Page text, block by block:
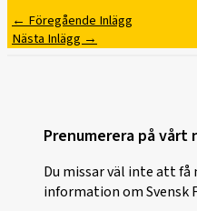
← Föregående Inlägg
Nästa Inlägg →
Prenumerera på vårt
Du missar väl inte att
information om Svensk